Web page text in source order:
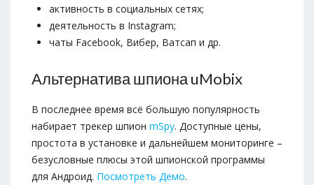
активность в социальных сетях;
деятельность в Instagram;
чаты Facebook, Вибер, Ватсап и др.
Альтернатива шпиона uMobix
В последнее время всё большую популярность
набирает трекер шпион mSpy. Доступные цены,
простота в установке и дальнейшем мониторинге –
безусловные плюсы этой шпионской программы
для Андроид. Посмотреть Демо.